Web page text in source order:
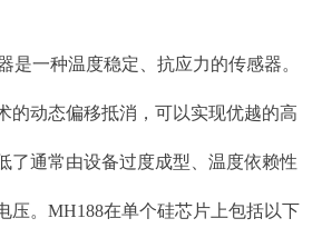
是一种温度稳定、抗应力的传感器。
的动态偏移抵消，可以实现优越的高
了通常由设备过度成型、温度依赖性
压。MH188在单个硅芯片上包括以下